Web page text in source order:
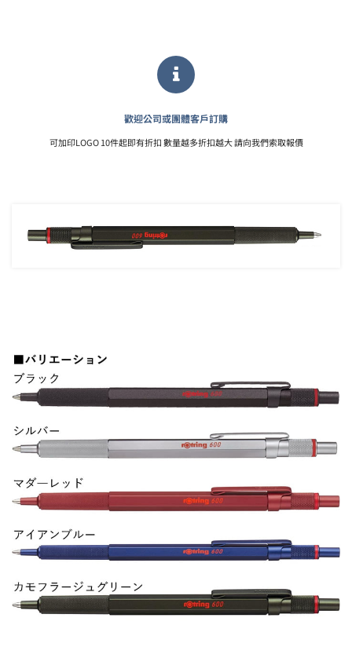
歡迎公司或團體客戶訂購
可加印LOGO 10件起即有折扣 數量越多折扣越大 請向我們索取報價